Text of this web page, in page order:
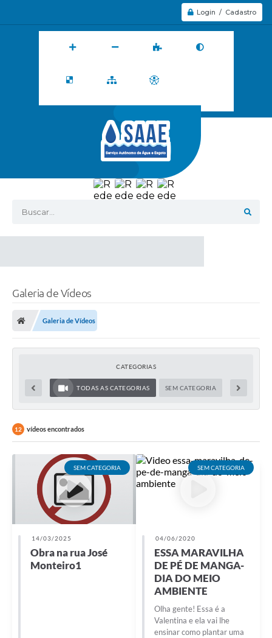
Login / Cadastro
Buscar...
Galeria de Vídeos
Galeria de Vídeos
CATEGORIAS
TODAS AS CATEGORIAS SEM CATEGORIA
12 vídeos encontrados
SEM CATEGORIA
14/03/2025
Obra na rua José
Monteiro1
SEM CATEGORIA
04/06/2020
ESSA MARAVILHA
DE PÉ DE MANGA-
DIA DO MEIO
AMBIENTE
Olha gente! Essa é a
Valentina e ela vai lhe
ensinar como plantar uma